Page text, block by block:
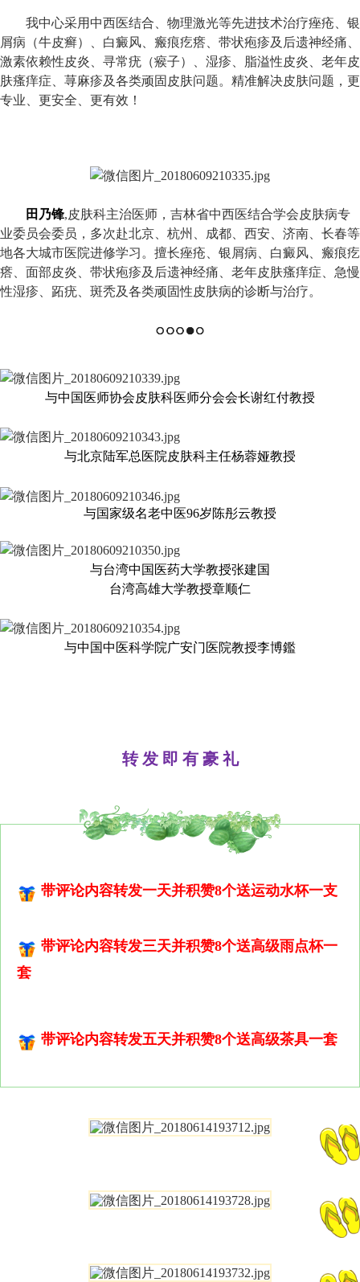
我中心采用中西医结合、物理激光等先进技术治疗痤疮、银
屑病（牛皮癣）、白癜风、瘢痕疙瘩、带状疱疹及后遗神经痛、
激素依赖性皮炎、寻常疣（瘊子）、湿疹、脂溢性皮炎、老年皮
肤瘙痒症、荨麻疹及各类顽固皮肤问题。精准解决皮肤问题，更
专业、更安全、更有效！
田乃锋,皮肤科主治医师，吉林省中西医结合学会皮肤病专
业委员会委员，多次赴北京、杭州、成都、西安、济南、长春等
地各大城市医院进修学习。擅长痤疮、银屑病、白癜风、瘢痕疙
瘩、面部皮炎、带状疱疹及后遗神经痛、老年皮肤瘙痒症、急慢
性湿疹、跖疣、斑秃及各类顽固性皮肤病的诊断与治疗。
与中国医师协会皮肤科医师分会会长谢红付教授
与北京陆军总医院皮肤科主任杨蓉娅教授
与国家级名老中医96岁陈彤云教授
与台湾中国医药大学教授张建国
台湾高雄大学教授章顺仁
与中国中医科学院广安门医院教授李博鑑
转 发 即 有 豪 礼
带评论内容转发一天并积赞8个送运动水杯一支
带评论内容转发三天并积赞8个送高级雨点杯一
套
带评论内容转发五天并积赞8个送高级茶具一套